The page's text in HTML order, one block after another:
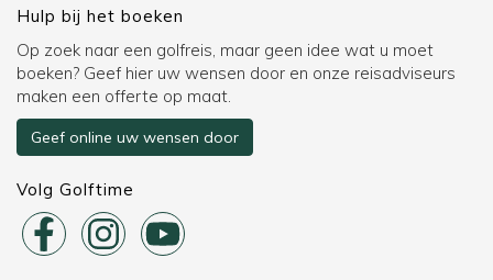
Hulp bij het boeken
Op zoek naar een golfreis, maar geen idee wat u moet
boeken? Geef hier uw wensen door en onze reisadviseurs
maken een offerte op maat.
Geef online uw wensen door
Volg Golftime